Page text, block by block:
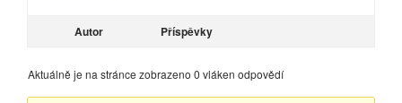
Autor Příspěvky
Aktuálně je na stránce zobrazeno 0 vláken odpovědí